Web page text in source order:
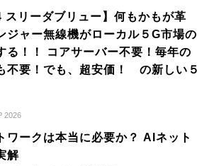
スリーダブリュー】何もかもが革
ジャー無線機がローカル５G市場の
る！！ コアサーバー不要！毎年の
不要！でも、超安価！ の新しい５
2026
ワークは本当に必要か？ AIネット
解